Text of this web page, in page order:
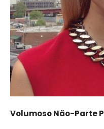
Volumoso Não-Parte